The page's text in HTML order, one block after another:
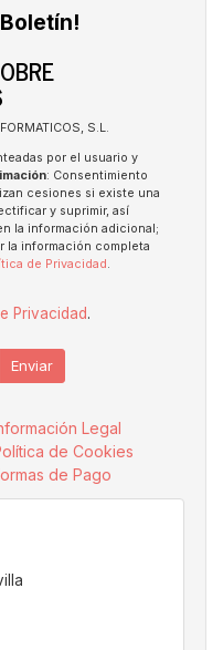
S.L.
por el usuario y
: Consentimiento
cesiones si existe una
y suprimir, así
la información adicional;
la información completa
de Privacidad
Privacidad.
Enviar
Legal
de Cookies
de Pago